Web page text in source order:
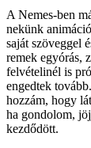
A Nemes-ben
nekünk
saját szöveggel
remek egyórás,
felvételinél is
engedtek
hozzám, hogy
ha gondolom,
kezdődött.